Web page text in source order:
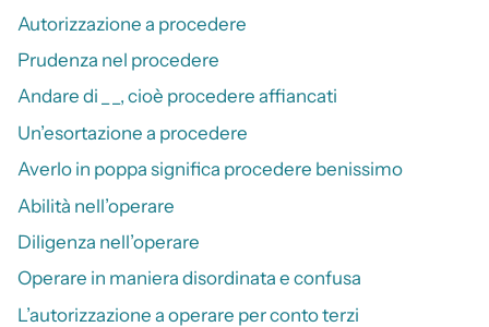
Autorizzazione a procedere
Prudenza nel procedere
Andare di _ _, cioè procedere affiancati
Un’esortazione a procedere
Averlo in poppa significa procedere benissimo
Abilità nell’operare
Diligenza nell’operare
Operare in maniera disordinata e confusa
L’autorizzazione a operare per conto terzi